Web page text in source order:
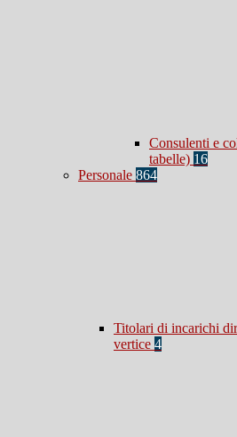
Consulenti e
tabelle) 16
Personale 864
Titolari di incarichi
vertice 4